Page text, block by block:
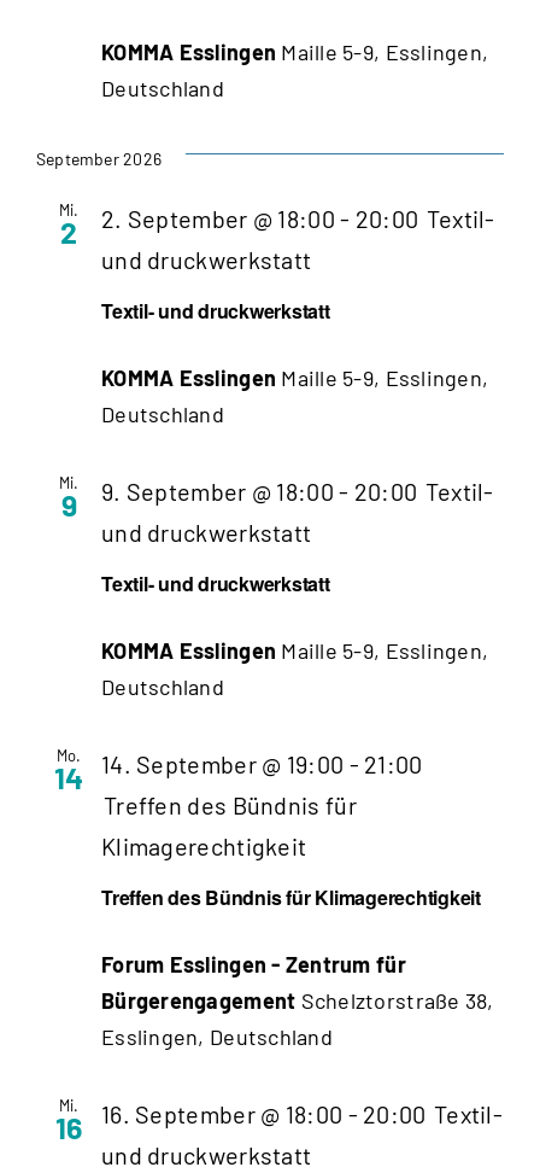
KOMMA Esslingen Maille 5-9, Esslingen,
Deutschland
September 2026
Mi.
2
Textil- und druckwerkstatt
2. September @ 18:00 - 20:00 Textil-
und druckwerkstatt
KOMMA Esslingen Maille 5-9, Esslingen,
Deutschland
Mi.
9
Textil- und druckwerkstatt
9. September @ 18:00 - 20:00 Textil-
und druckwerkstatt
KOMMA Esslingen Maille 5-9, Esslingen,
Deutschland
Mo.
14
Treffen des Bündnis für Klimagerechtigkeit
14. September @ 19:00 - 21:00
Treffen des Bündnis für
Klimagerechtigkeit
Forum Esslingen - Zentrum für
Bürgerengagement Schelztorstraße 38,
Esslingen, Deutschland
Mi.
16 16. September @ 18:00 - 20:00 Textil-
und druckwerkstatt